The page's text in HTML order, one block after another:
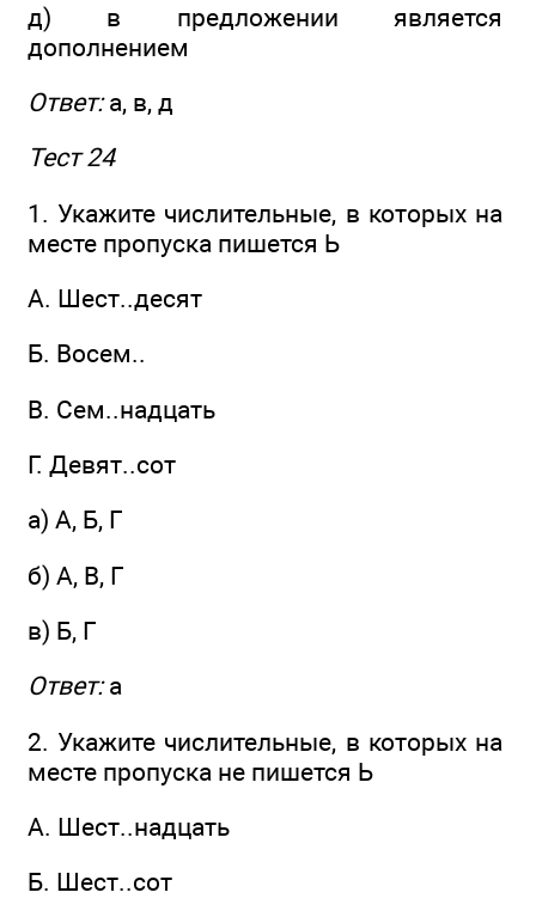
д) в предложении является
дополнением
Ответ:а, в, д
Тест 24
1. Укажите числительные, в которых на
месте пропуска пишется Ь
A. Шест..десят
Б. Восем..
B. Сем..надцать
Г. Девят..сот
а) А, Б, Г
б) А, В, Г
в) Б, Г
Ответ:а
2. Укажите числительные, в которых на
месте пропуска не пишется Ь
A. Шест..надцать
Б. Шест..сот